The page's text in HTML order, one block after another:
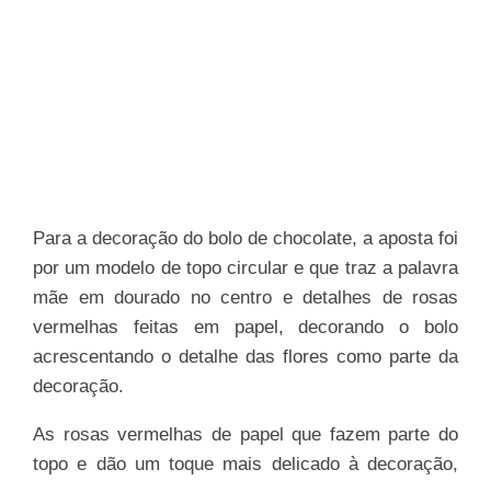
Para a decoração do bolo de chocolate, a aposta foi
por um modelo de topo circular e que traz a palavra
mãe em dourado no centro e detalhes de rosas
vermelhas feitas em papel, decorando o bolo
acrescentando o detalhe das flores como parte da
decoração.
As rosas vermelhas de papel que fazem parte do
topo e dão um toque mais delicado à decoração,